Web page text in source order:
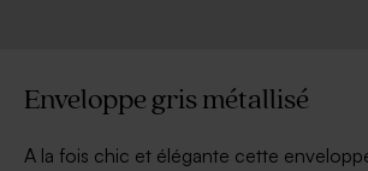
Enveloppe gris métallisé
A la fois chic et élégante cette